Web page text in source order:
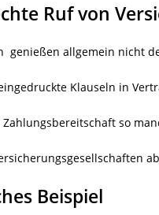
Ruf von
genießen allgemein nicht
Klauseln in
so
Beispiel